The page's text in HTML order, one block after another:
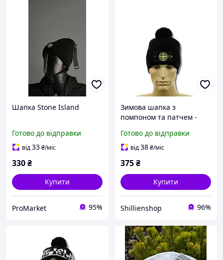
Шапка Stone Island
Готово до відправки
від33₴/міс
330₴
Купити
ProMarket 95%
Зимова шапка з
помпоном та патчем -
Island
Готово до відправки
від38₴/міс
375₴
Купити
Shillienshop 96%